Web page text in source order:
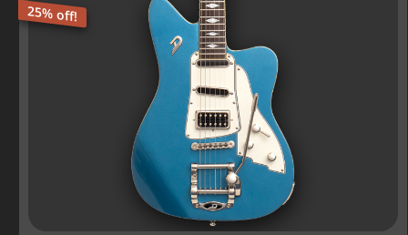
25% off!